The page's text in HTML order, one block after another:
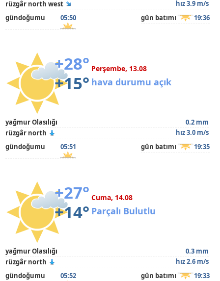
rüzgâr north west
hız 3.9 m/s
gündoğumu
05:50 gün batımı 19:36
+28°
+15°
Perşembe, 13.08
hava durumu açık
yağmur Olasılığı
0.2 mm
rüzgâr north
hız 3.0 m/s
gündoğumu
05:51 gün batımı 19:35
+27°
+14°
Cuma, 14.08
Parçalı Bulutlu
yağmur Olasılığı
0.3 mm
rüzgâr north
hız 2.6 m/s
gündoğumu
05:52 gün batımı 19:33